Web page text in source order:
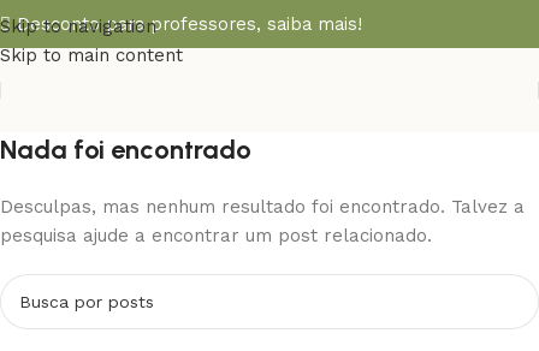
Skip to navigation
Skip to main content
Desconto para professores, saiba mais!
Nada foi encontrado
Desculpas, mas nenhum resultado foi encontrado. Talvez a
pesquisa ajude a encontrar um post relacionado.